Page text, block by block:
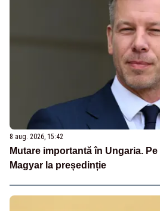
8 aug. 2026, 15:42
Mutare importantă în Ungaria.
Magyar la președinție